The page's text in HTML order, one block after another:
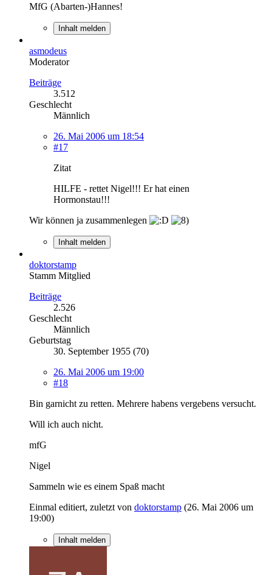
MfG (Abarten-)Hannes!
Inhalt melden
asmodeus
Moderator
Beiträge
3.512
Geschlecht
Männlich
26. Mai 2006 um 18:54
#17
Zitat
HILFE - rettet Nigel!!! Er hat einen
Hormonstau!!!
Wir können ja zusammenlegen
Inhalt melden
doktorstamp
Stamm Mitglied
Beiträge
2.526
Geschlecht
Männlich
Geburtstag
30. September 1955 (70)
26. Mai 2006 um 19:00
#18
Bin garnicht zu retten. Mehrere habens vergebens versucht.
Will ich auch nicht.
mfG
Nigel
Sammeln wie es einem Spaß macht
Einmal editiert, zuletzt von doktorstamp (26. Mai 2006 um
19:00)
Inhalt melden